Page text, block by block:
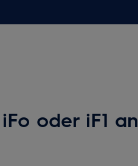
oder iF1 an